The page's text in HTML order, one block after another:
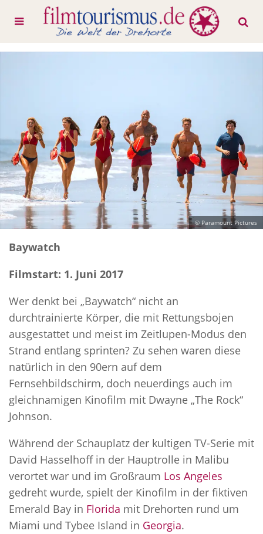
© Paramount Pictures
Baywatch
Filmstart: 1. Juni 2017
Wer denkt bei „Baywatch“ nicht an
durchtrainierte Körper, die mit Rettungsbojen
ausgestattet und meist im Zeitlupen-Modus den
Strand entlang sprinten? Zu sehen waren diese
natürlich in den 90ern auf dem
Fernsehbildschirm, doch neuerdings auch im
gleichnamigen Kinofilm mit Dwayne „The Rock“
Johnson.
Während der Schauplatz der kultigen TV-Serie mit
David Hasselhoff in der Hauptrolle in Malibu
verortet war und im Großraum Los Angeles
gedreht wurde, spielt der Kinofilm in der fiktiven
Emerald Bay in Florida mit Drehorten rund um
Miami und Tybee Island in Georgia.